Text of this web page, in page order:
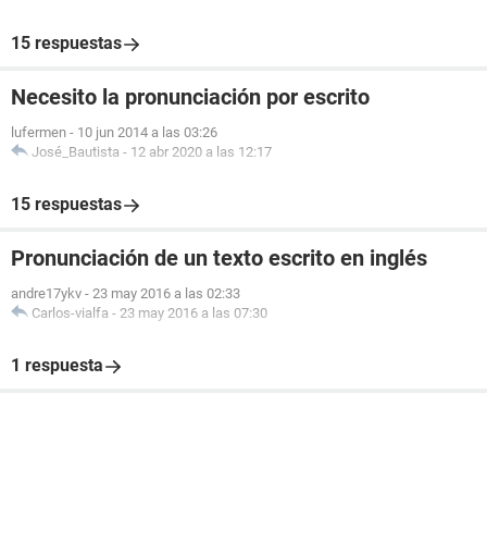
15 respuestas
Necesito la pronunciación por escrito
lufermen - 10 jun 2014 a las 03:26
José_Bautista - 12 abr 2020 a las 12:17
15 respuestas
Pronunciación de un texto escrito en inglés
andre17ykv - 23 may 2016 a las 02:33
Carlos-vialfa - 23 may 2016 a las 07:30
1 respuesta